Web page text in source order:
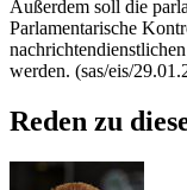
Außerdem soll die
Parlamentarische
werden. (sas/eis/
Reden zu